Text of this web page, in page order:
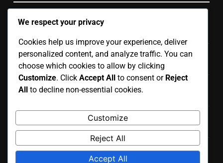
Servicios de Seguridad Gestionados: Beneficios,
Inversión en Ciberseguridad: ROI para Empresas
Medianas
Soluciones de Threat Intelligence: Impacto, Casos de
Factores clave a considerar al elegir soluciones de
ciberseguridad para SMBs
Soluciones de Ciberseguridad: Impacto en la Prevención
We respect your privacy
Cookies help us improve your experience, deliver
personalized content, and analyze traffic. You can
choose which cookies to allow by clicking
Customize. Click Accept All to consent or Reject
All to decline non-essential cookies.
Customize
Reject All
Accept All